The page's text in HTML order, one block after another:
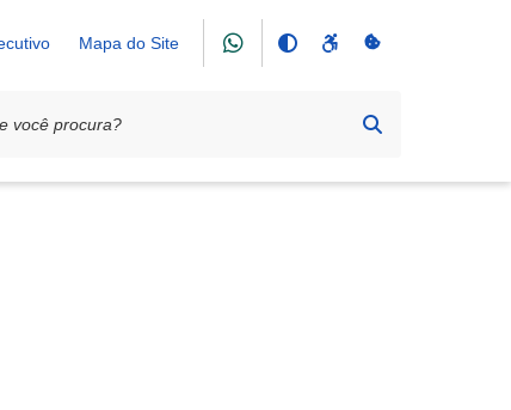
Mapa do Site